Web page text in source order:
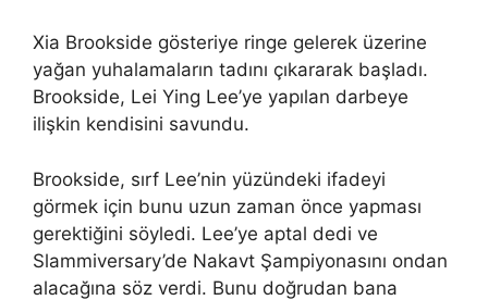
Xia Brookside gösteriye ringe gelerek üzerine
yağan yuhalamaların tadını çıkararak başladı.
Brookside, Lei Ying Lee’ye yapılan darbeye
ilişkin kendisini savundu.
Brookside, sırf Lee’nin yüzündeki ifadeyi
görmek için bunu uzun zaman önce yapması
gerektiğini söyledi. Lee’ye aptal dedi ve
Slammiversary’de Nakavt Şampiyonasını ondan
alacağına söz verdi. Bunu doğrudan bana